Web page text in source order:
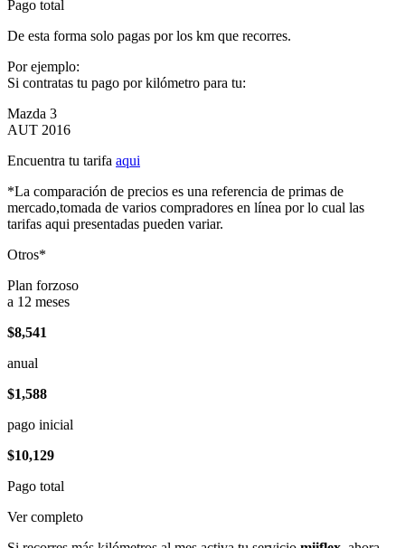
Pago total
De esta forma solo pagas por los km que recorres.
Por ejemplo:
Si contratas tu pago por kilómetro para tu:
Mazda 3
AUT 2016
Encuentra tu tarifa aqui
*La comparación de precios es una referencia de primas de
mercado,tomada de varios compradores en línea por lo cual las
tarifas aqui presentadas pueden variar.
Otros*
Plan forzoso
a 12 meses
$8,541
anual
$1,588
pago inicial
$10,129
Pago total
Ver completo